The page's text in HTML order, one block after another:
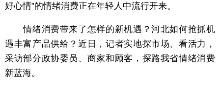
好心情”的情绪消费正在年轻人中流行开来。
情绪消费带来了怎样的新机遇？河北如何抢抓机
遇丰富产品供给？近日，记者实地探市场、看活力，
采访部分政协委员、商家和顾客，探路我省情绪消费
新蓝海。